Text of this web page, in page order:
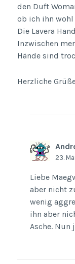
den Duft
ob ich ihn
Die Lavera
Inzwischen
Hände sind
Herzliche
23.
Liebe
aber nicht
wenig
ihn aber
Asche.